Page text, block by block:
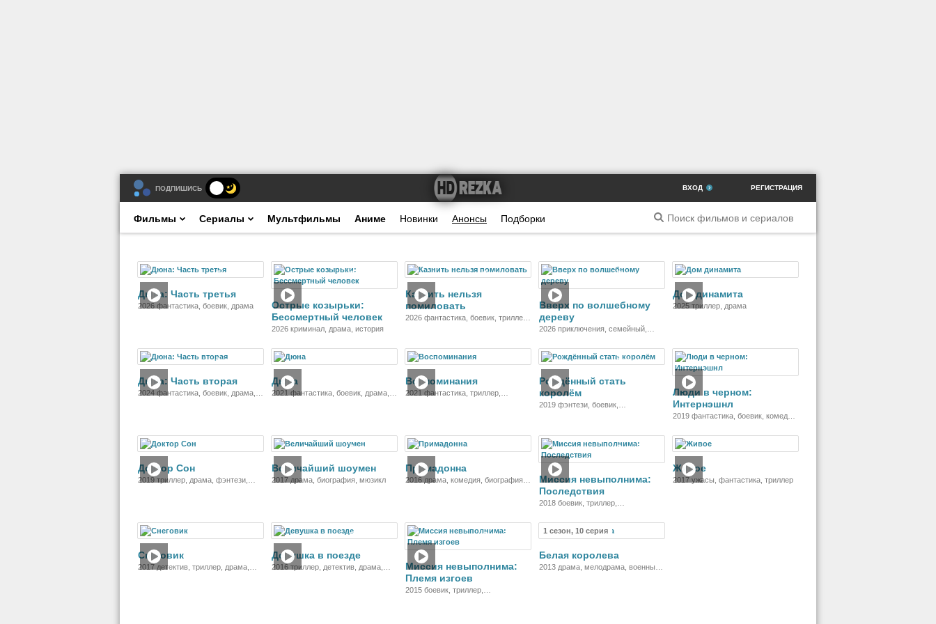
ПОДПИШИСЬ ВХОД РЕГИСТРАЦИЯ
Фильмы Сериалы Мультфильмы Аниме Новинки Анонсы Подборки
Фильм
Дюна: Часть третья
2026 фантастика, боевик, драма
Фильм
Острые козырьки:
Бессмертный человек
2026 криминал, драма, история
Фильм
Казнить нельзя
помиловать
2026 фантастика, боевик, триллер,
Фильм
Вверх по волшебному
дереву
2026 приключения, семейный,
Дом динамита
2025 триллер, драма
Фильм
Дюна: Часть вторая
2024 фантастика, боевик, драма,
Дюна
2021 фантастика, боевик, драма,
Воспоминания
2021 фантастика, триллер,
Фильм
Рождённый стать
королём
2019 фэнтези, боевик,
Люди в черном:
Интернэшнл
2019 фантастика, боевик, комедия,
Доктор Сон
2019 триллер, драма, фэнтези,
Фильм
Величайший шоумен
2017 драма, биография, мюзикл
Примадонна
2016 драма, комедия, биография,
Фильм
Миссия невыполнима:
Последствия
2018 боевик, триллер,
Живое
2017 ужасы, фантастика, триллер
Снеговик
2017 детектив, триллер, драма,
Фильм
Девушка в поезде
2016 триллер, детектив, драма,
Фильм
Миссия невыполнима:
Племя изгоев
2015 боевик, триллер,
1 сезон, 10 серия Сериал
Белая королева
2013 драма, мелодрама, военный,